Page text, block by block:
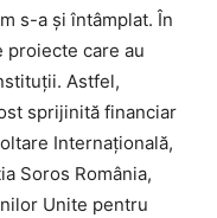
s-a şi întâmplat. În
proiecte care au
Astfel,
sprijinită financiar
Internaţională,
Soros România,
Unite pentru